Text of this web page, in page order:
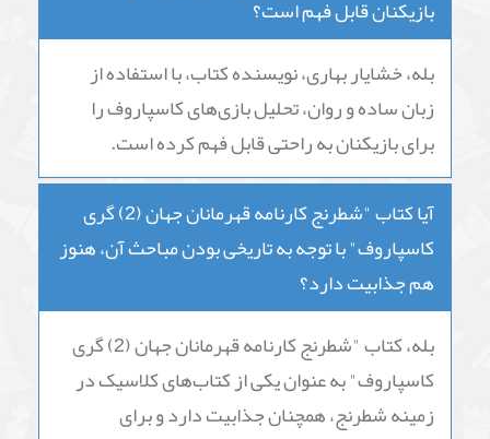
بله، این کتاب به دلیل محتوای پیشرفته‌ای که دارد،
بیشتر برای بازیکنان حرفه‌ای و متوسط است، اما
بازیکنان مبتدی نیز می‌توانند از این کتاب بهره‌مند
شوند و تکنیک‌های جدیدی یاد بگیرند.
آیا در کتاب "شطرنج کارنامه قهرمانان جهان (2) گری
کاسپاروف" تحلیل بازی‌های کاسپاروف برای
بازیکنان قابل فهم است؟
بله، خشایار بهاری، نویسنده کتاب، با استفاده از
زبان ساده و روان، تحلیل بازی‌های کاسپاروف را
برای بازیکنان به راحتی قابل فهم کرده است.